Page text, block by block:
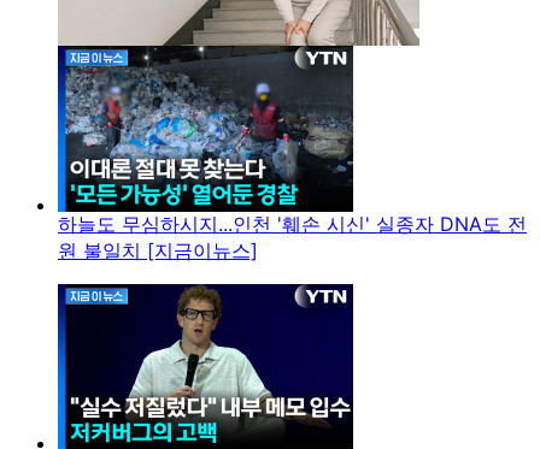
하늘도 무심하시지...인천 '훼손 시신' 실종자 DNA도 전
원 불일치 [지금이뉴스]